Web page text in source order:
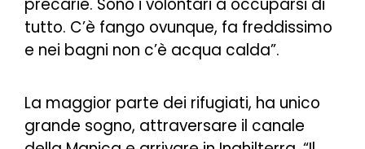
precarie. Sono i volontari a occuparsi di
tutto. C’è fango ovunque, fa freddissimo
e nei bagni non c’è acqua calda”.
La maggior parte dei rifugiati, ha unico
grande sogno, attraversare il canale